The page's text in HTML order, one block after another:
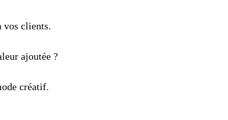
vos clients.
ajoutée ?
créatif.